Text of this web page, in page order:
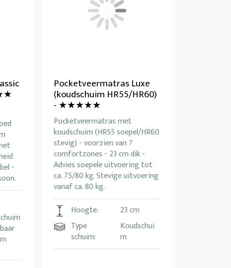
-
Pocketveermatras Luxe
(koudschuim HR55/HR60)
- ★★★★★
Pocketveermatras met
koudschuim (HR55 soepel/HR60
stevig) - voorzien van 7
comfortzones - 23 cm dik -
Advies soepele uitvoering tot
ca. 75/80 kg. Stevige uitvoering
vanaf ca. 80 kg.
Hoogte:
23 cm
Type
schuim:
Koudschui
m